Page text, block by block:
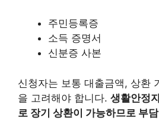
주민등록증
소득 증명서
신분증 사본
신청자는 보통 대출금액, 상환
을 고려해야 합니다. 생활안정
로 장기 상환이 가능하므로 부